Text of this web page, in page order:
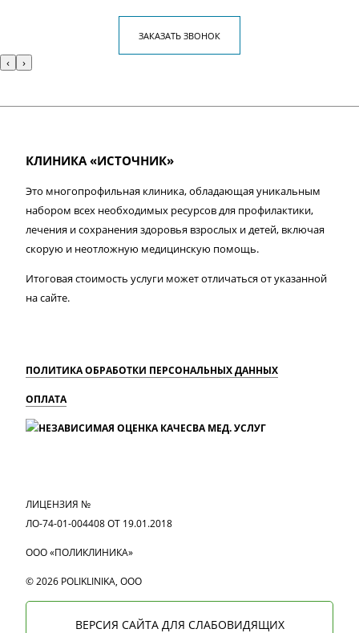
ЗАКАЗАТЬ ЗВОНОК
‹ ›
КЛИНИКА «ИСТОЧНИК»
Это многопрофильная клиника, обладающая уникальным
набором всех необходимых ресурсов для профилактики,
лечения и сохранения здоровья взрослых и детей, включая
скорую и неотложную медицинскую помощь.
Итоговая стоимость услуги может отличаться от указанной
на сайте.
ПОЛИТИКА ОБРАБОТКИ ПЕРСОНАЛЬНЫХ ДАННЫХ
ОПЛАТА
ЛИЦЕНЗИЯ №
ЛО-74-01-004408 ОТ 19.01.2018
ООО «ПОЛИКЛИНИКА»
© 2026 POLIKLINIKA, OOO
ВЕРСИЯ САЙТА ДЛЯ СЛАБОВИДЯЩИХ